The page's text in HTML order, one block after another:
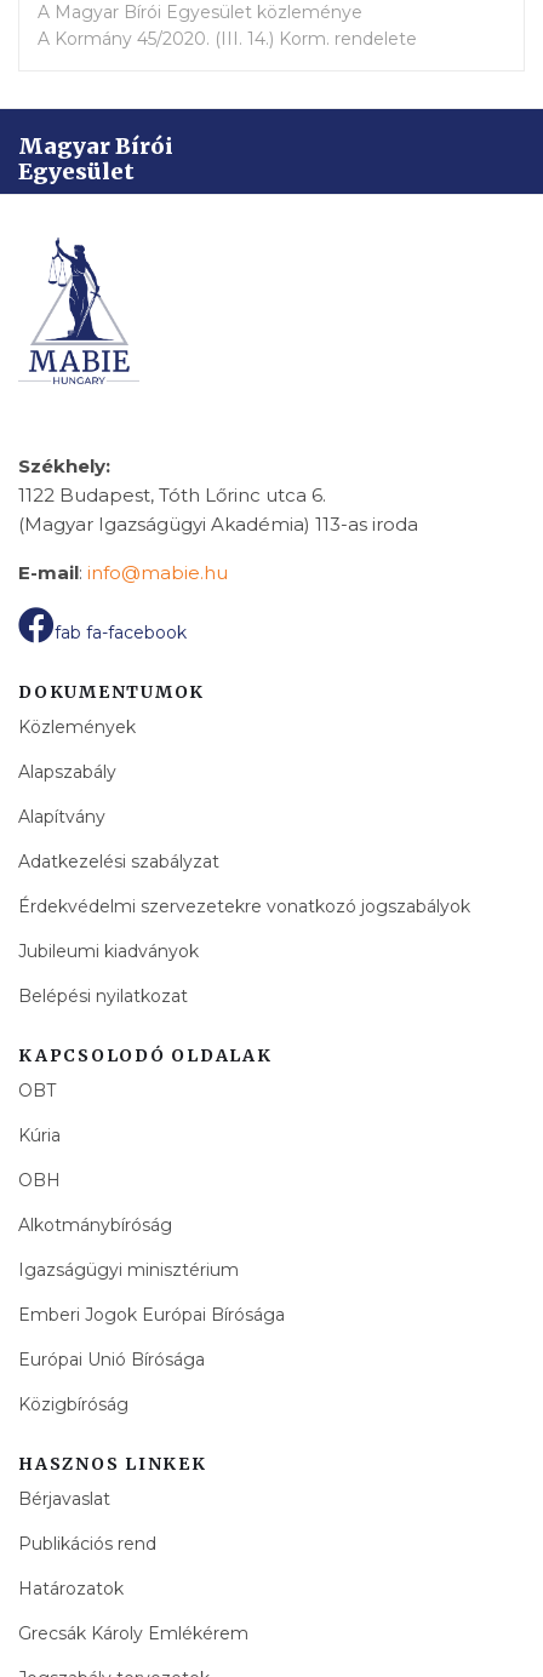
A Magyar Bírói Egyesület közleménye
A Kormány 45/2020. (III. 14.) Korm. rendelete
Magyar Bírói
Egyesület
Székhely:
1122 Budapest, Tóth Lőrinc utca 6.
(Magyar Igazságügyi Akadémia) 113-as iroda
E-mail: info@mabie.hu
fab fa-facebook
DOKUMENTUMOK
Közlemények
Alapszabály
Alapítvány
Adatkezelési szabályzat
Érdekvédelmi szervezetekre vonatkozó jogszabályok
Jubileumi kiadványok
Belépési nyilatkozat
KAPCSOLODÓ OLDALAK
OBT
Kúria
OBH
Alkotmánybíróság
Igazságügyi minisztérium
Emberi Jogok Európai Bírósága
Európai Unió Bírósága
Közigbíróság
HASZNOS LINKEK
Bérjavaslat
Publikációs rend
Határozatok
Grecsák Károly Emlékérem